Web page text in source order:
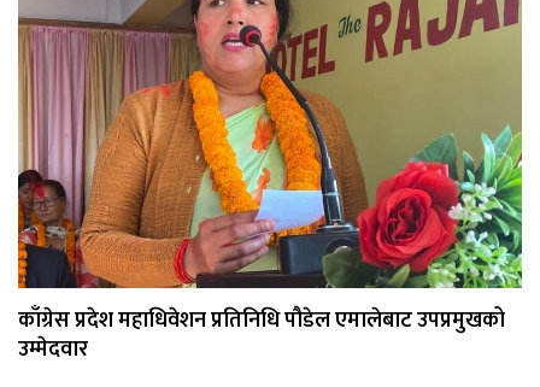
काँग्रेस प्रदेश महाधिवेशन प्रतिनिधि पौडेल एमालेबाट उपप्रमुखको
उम्मेदवार